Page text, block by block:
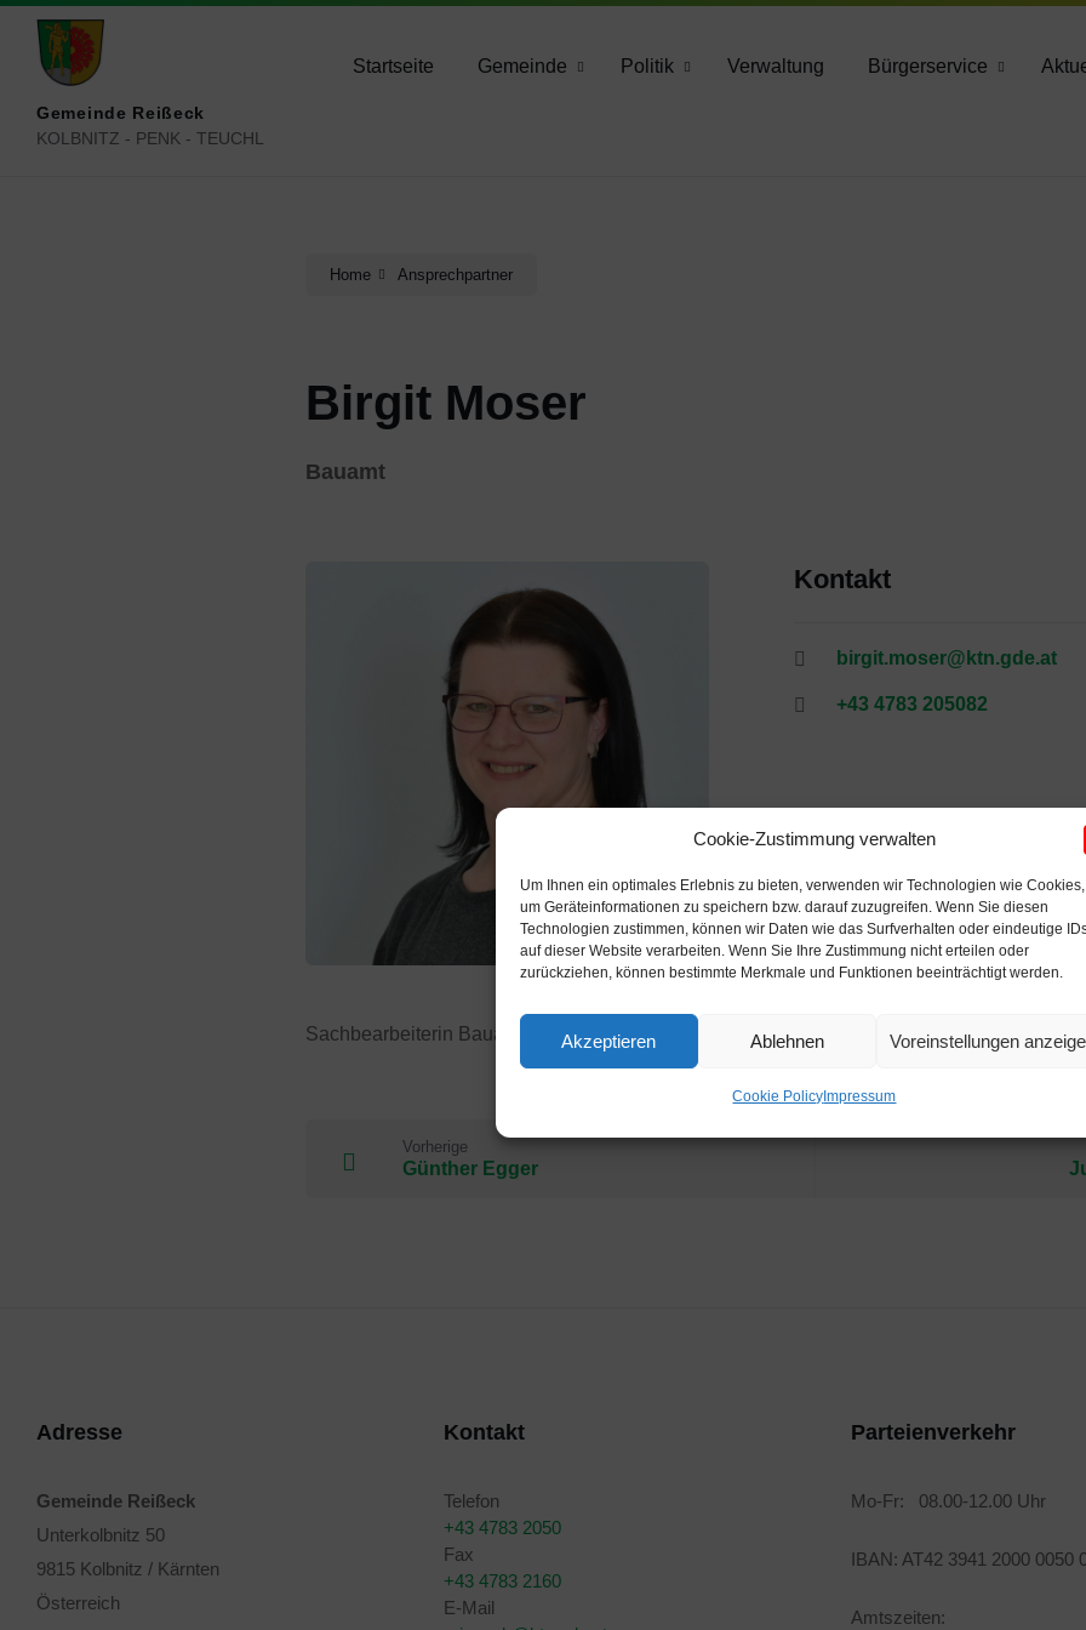
Cookie-Zustimmung verwalten
Um Ihnen ein optimales Erlebnis zu bieten, verwenden wir Technologien wie Cookies,
um Geräteinformationen zu speichern bzw. darauf zuzugreifen. Wenn Sie diesen
Technologien zustimmen, können wir Daten wie das Surfverhalten oder eindeutige
auf dieser Website verarbeiten. Wenn Sie Ihre Zustimmung nicht erteilen oder
zurückziehen, können bestimmte Merkmale und Funktionen beeinträchtigt werden.
Akzeptieren Ablehnen Voreinstellungen
Cookie Policy Impressum
Skip
content
Skip
main
navigation
Skip
footer
reisseck@ktn.gde.at
Gemeinde Reißeck
KOLBNITZ - PENK - TEUCHL
Startseite Gemeinde Politik Verwaltung Bürgerservice
Home Ansprechpartner
Birgit Moser
Bauamt
Kontakt
birgit.moser@ktn.gde.at
+43 4783 205082
Sachbearbeiterin Bauamt
Vorherige
Günther Egger
Adresse
Gemeinde Reißeck
Unterkolbnitz 50
9815 Kolbnitz / Kärnten
Österreich
Kontakt
Telefon
+43 4783 2050
Fax
+43 4783 2160
E-Mail
Parteienverkehr
Mo-Fr: 08.00-12.00 Uhr
IBAN: AT42 3941 2000 0050
Amtszeiten: